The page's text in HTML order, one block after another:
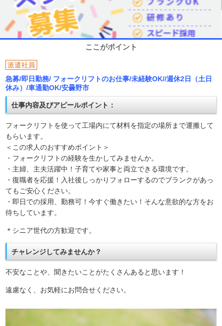
ここがポイント
派遣社員
急募/即日勤務/ フォークリフトのお仕事/未経験OK//週休2日（土日
休み）/車通勤OK/安曇野市
仕事内容及びアピールポイント：
フォークリフトを使って工場内にて材料を指定の場所まで運搬して
もらいます。
＜この求人のおすすめポイント＞
・フォークリフトの経験を生かしてみませんか。
・主婦、主夫活躍中！子育てや家事と両立できる環境です。
・復職者を応援！入社後しっかりフォローするのでブランクがあっ
てもご安心ください。
・即日での採用、勤務可！今すぐ働きたい！そんな意欲的な方をお
待ちしています。
＊シニア世代の方歓迎です。
チャレンジしてみませんか？
不安なことや、聞きたいことがたくさんあると思います！
遠慮なく、お気軽にお問合せください。